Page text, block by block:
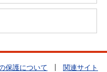
保護について 関連サイト